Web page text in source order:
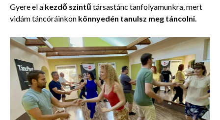
Gyere el a kezdő szintű társastánc tanfolyamunkra, mert
vidám táncóráinkon könnyedén tanulsz meg táncolni.